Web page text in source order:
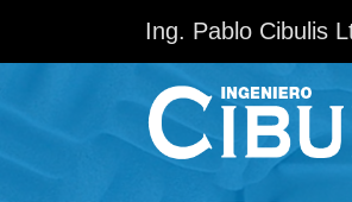
Ing. Pablo Cibulis